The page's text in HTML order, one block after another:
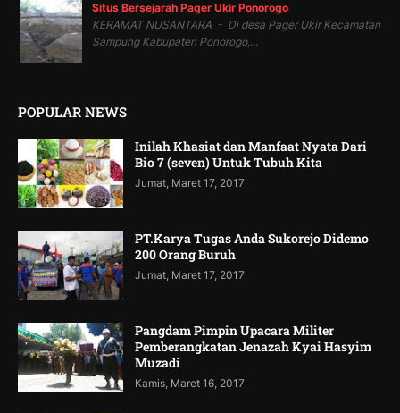
Situs Bersejarah Pager Ukir Ponorogo
KERAMAT NUSANTARA - Di desa Pager Ukir Kecamatan
Sampung Kabupaten Ponorogo,...
POPULAR NEWS
Inilah Khasiat dan Manfaat Nyata Dari
Bio 7 (seven) Untuk Tubuh Kita
Jumat, Maret 17, 2017
PT.Karya Tugas Anda Sukorejo Didemo
200 Orang Buruh
Jumat, Maret 17, 2017
Pangdam Pimpin Upacara Militer
Pemberangkatan Jenazah Kyai Hasyim
Muzadi
Kamis, Maret 16, 2017